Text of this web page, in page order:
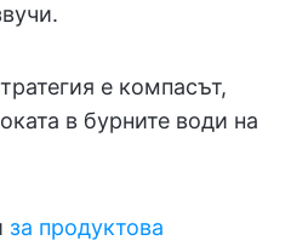
е компасът,
в бурните води на
за продуктова